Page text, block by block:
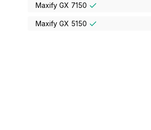
Maxify GX 7150
Maxify GX 5150